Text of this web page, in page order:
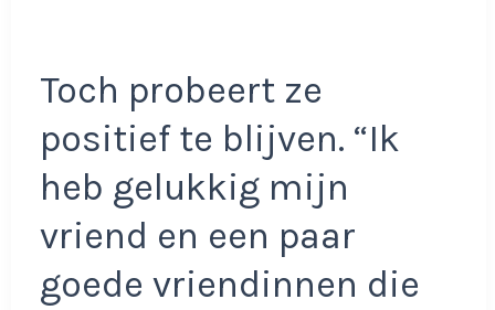
Toch probeert ze
positief te blijven. “Ik
heb gelukkig mijn
vriend en een paar
goede vriendinnen die